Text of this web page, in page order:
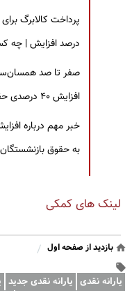
درصد افزایش | چه
صفر تا صد
افزایش ۴۰ درصدی حقوق بازنشستگان
خبر مهم درباره
به حقوق
لینک های کمکی
بازدید از صفحه اول /
یارانه نقدی یارانه نقدی جدید